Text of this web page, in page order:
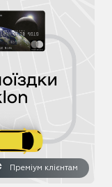
Преміум клієнтам